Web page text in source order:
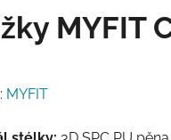
MYFIT
MYFIT